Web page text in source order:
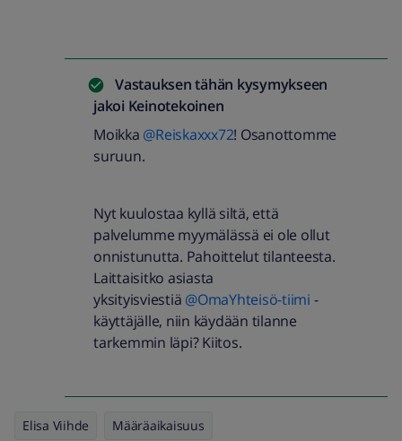
Vastauksen tähän kysymykseen
jakoi Keinotekoinen
Moikka @Reiskaxxx72! Osanottomme
suruun.
Nyt kuulostaa kyllä siltä, että
palvelumme myymälässä ei ole ollut
onnistunutta. Pahoittelut tilanteesta.
Laittaisitko asiasta
yksityisviestiä @OmaYhteisö-tiimi -
käyttäjälle, niin käydään tilanne
tarkemmin läpi? Kiitos.
Elisa Viihde Määräaikaisuus